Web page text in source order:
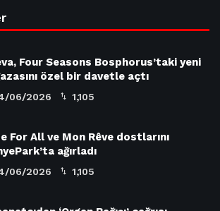
Four Seasons Bosphorus’taki yeni
özel bir davetle açtı
06/2026 1,105
For All ve Mon Rêve dostlarını
ağırladı
06/2026 1,105